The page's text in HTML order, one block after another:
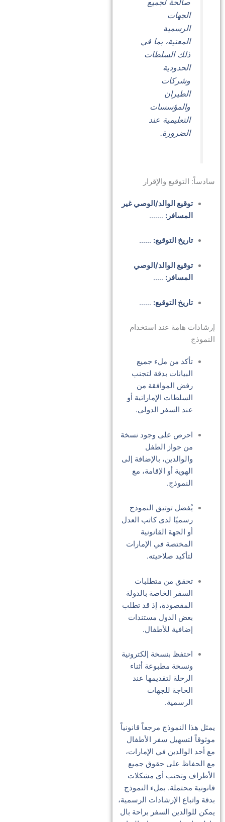
الجهات
الرسمية
المعنية، بما في
ذلك السلطات
الحدودية
وشركات
الطيران
والمؤسسات
التعليمية عند
الضرورة.
سادساً: التوقيع والإقرار
توقيع الوالد/الوصي غير
المسافر: …….
تاريخ التوقيع: ……
توقيع الوالد/الوصي
المسافر: …..
تاريخ التوقيع: ……
إرشادات هامة عند استخدام
النموذج
تأكد من ملء جميع
البيانات بدقة لتجنب
رفض الموافقة من
السلطات الإماراتية أو
عند السفر الدولي.
احرص على وجود نسخة
من جواز الطفل
والوالدين، بالإضافة إلى
الهوية أو الإقامة، مع
النموذج.
يُفضل توثيق النموذج
رسميًا لدى كاتب العدل
أو الجهة القانونية
المختصة في الإمارات
لتأكيد صلاحيته.
تحقق من متطلبات
السفر الخاصة بالدولة
المقصودة، إذ قد تطلب
بعض الدول مستندات
إضافية للأطفال.
احتفظ بنسخة إلكترونية
ونسخة مطبوعة أثناء
الرحلة لتقديمها عند
الحاجة للجهات
الرسمية.
يمثل هذا النموذج مرجعاً قانونياً
موثوقاً لتسهيل سفر الأطفال
مع أحد الوالدين في الإمارات،
مع الحفاظ على حقوق جميع
الأطراف وتجنب أي مشكلات
قانونية محتملة. بملء النموذج
بدقة واتباع الإرشادات الرسمية،
يمكن للوالدين السفر براحة بال